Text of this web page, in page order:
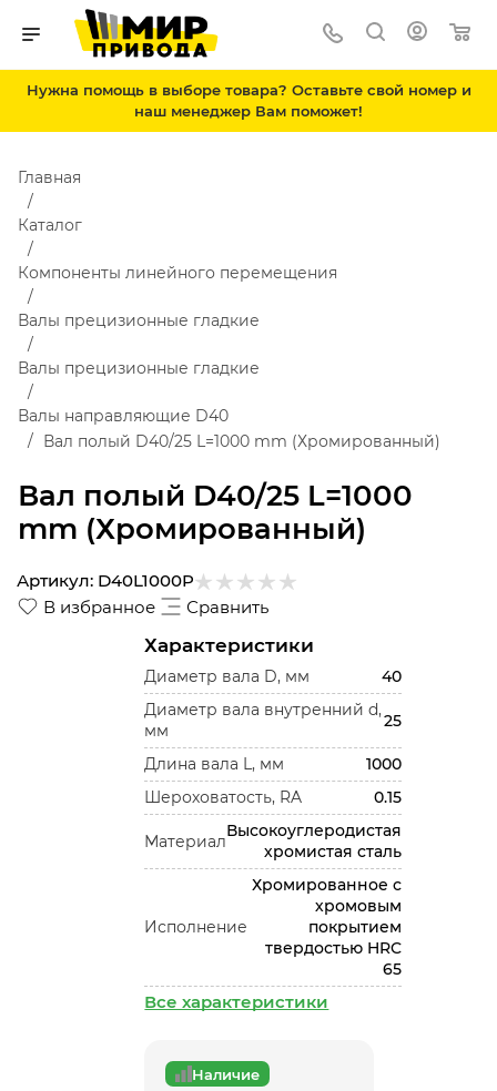
Нужна помощь в выборе товара? Оставьте свой номер и
наш менеджер Вам поможет!
Вал полый D40/25 L=1000
mm (Хромированный)
Главная
Каталог
Компоненты линейного перемещения
Валы прецизионные гладкие
Валы прецизионные гладкие
Валы направляющие D40
Вал полый D40/25 L=1000 mm (Хромированный)
В избранное Сравнить
Артикул: D40L1000P
Характеристики
Диаметр вала D, мм
40
Диаметр вала внутренний d,
мм
25
Длина вала L, мм
1000
Шероховатость, RA
0.15
Материал
Высокоуглеродистая
хромистая сталь
Исполнение
Хромированное с
хромовым
покрытием
твердостью HRC
65
Все характеристики
Наличие